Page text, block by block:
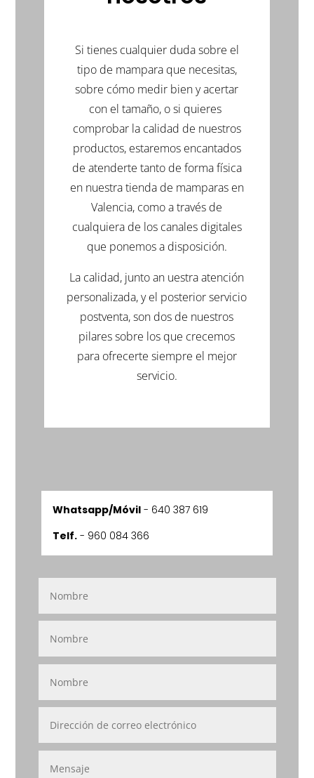
Si tienes cualquier duda sobre el
tipo de mampara que necesitas,
sobre cómo medir bien y acertar
con el tamaño, o si quieres
comprobar la calidad de nuestros
productos, estaremos encantados
de atenderte tanto de forma física
en nuestra tienda de mamparas en
Valencia, como a través de
cualquiera de los canales digitales
que ponemos a disposición.
La calidad, junto an uestra atención
personalizada, y el posterior servicio
postventa, son dos de nuestros
pilares sobre los que crecemos
para ofrecerte siempre el mejor
servicio.
Whatsapp/Móvil- 640 387 619
Telf.- 960 084 366